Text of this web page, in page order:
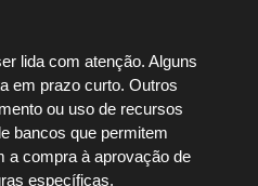
lida com atenção. Alguns
em prazo curto. Outros
ou uso de recursos
bancos que permitem
a compra à aprovação de
específicas.